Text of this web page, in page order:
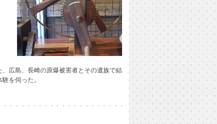
広島、長崎の原爆被害者とその遺族で結
を伺った。